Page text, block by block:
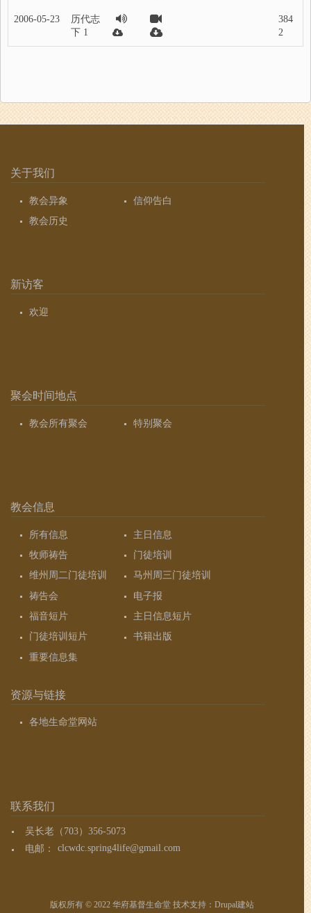
2006-05-23
历代志
下 1
384
2
关于我们
教会异象
信仰告白
教会历史
新访客
欢迎
聚会时间地点
教会所有聚会 特别聚会
教会信息
所有信息
主日信息
牧师祷告
门徒培训
维州周二门徒培训
马州周三门徒培训
祷告会
电子报
福音短片
主日信息短片
门徒培训短片
书籍出版
重要信息集
资源与链接
各地生命堂网站
联系我们
吴长老（703）356-5073
电邮：
clcwdc.spring4life@gmail.com
版权所有 © 2022 华府基督生命堂 技术支持： Drupal建站